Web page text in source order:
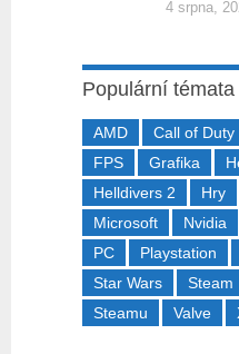
4 srpna,
Populární témata
AMD Call of Duty
FPS
Grafika
Helldivers 2
Hry
Microsoft
Nvidia
PC
Playstation
Star Wars
Steam
Steamu
Valve